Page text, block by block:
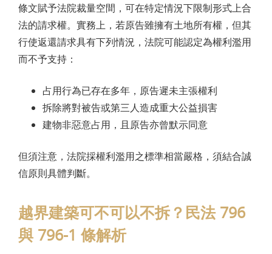
條文賦予法院裁量空間，可在特定情況下限制形式上合
法的請求權。實務上，若原告雖擁有土地所有權，但其
行使返還請求具有下列情況，法院可能認定為權利濫用
而不予支持：
占用行為已存在多年，原告遲未主張權利
拆除將對被告或第三人造成重大公益損害
建物非惡意占用，且原告亦曾默示同意
但須注意，法院採權利濫用之標準相當嚴格，須結合誠
信原則具體判斷。
越界建築可不可以不拆？民法 796
與 796-1 條解析